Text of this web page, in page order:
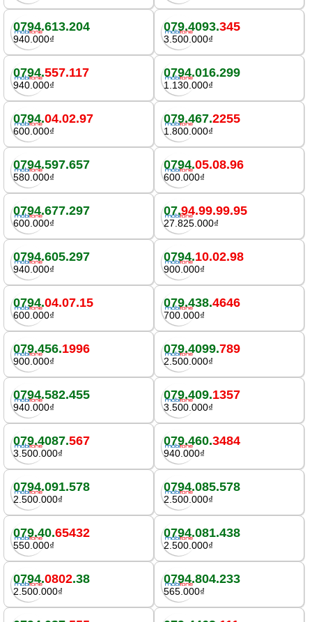
0794.613.204
940.000₫
079.4093.345
3.500.000₫
0794.557.117
940.000₫
0794.016.299
1.130.000₫
0794.04.02.97
600.000₫
079.467.2255
1.800.000₫
0794.597.657
580.000₫
0794.05.08.96
600.000₫
0794.677.297
600.000₫
07.94.99.99.95
27.825.000₫
0794.605.297
940.000₫
0794.10.02.98
900.000₫
0794.04.07.15
600.000₫
079.438.4646
700.000₫
079.456.1996
900.000₫
079.4099.789
2.500.000₫
0794.582.455
940.000₫
079.409.1357
3.500.000₫
079.4087.567
3.500.000₫
079.460.3484
940.000₫
0794.091.578
2.500.000₫
0794.085.578
2.500.000₫
079.40.65432
550.000₫
0794.081.438
2.500.000₫
0794.0802.38
2.500.000₫
0794.804.233
565.000₫